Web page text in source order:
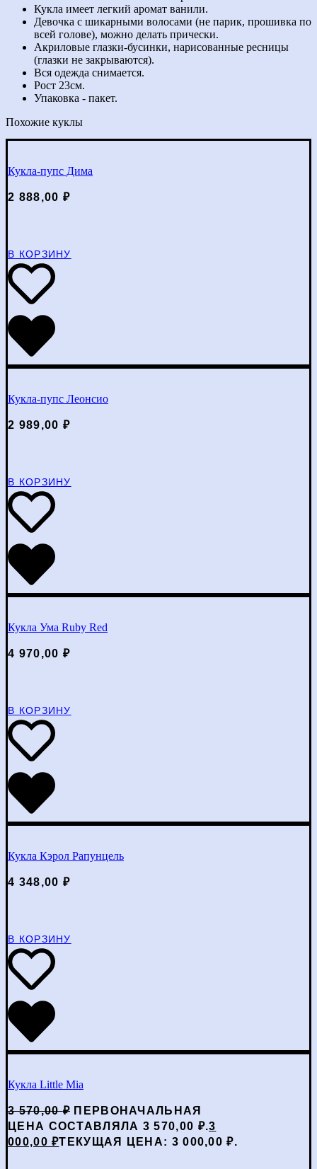
Кукла имеет легкий аромат ванили.
Девочка с шикарными волосами (не парик, прошивка по
всей голове), можно делать прически.
Акриловые глазки-бусинки, нарисованные ресницы
(глазки не закрываются).
Вся одежда снимается.
Рост 23см.
Упаковка - пакет.
Похожие куклы
Кукла-пупс Дима
2 888,00 ₽
В КОРЗИНУ
Кукла-пупс Леонсио
2 989,00 ₽
В КОРЗИНУ
Кукла Ума Ruby Red
4 970,00 ₽
В КОРЗИНУ
Кукла Кэрол Рапунцель
4 348,00 ₽
В КОРЗИНУ
Кукла Little Mia
3 570,00₽ ПЕРВОНАЧАЛЬНАЯ
ЦЕНА СОСТАВЛЯЛА 3 570,00 ₽.3
000,00₽ТЕКУЩАЯ ЦЕНА: 3 000,00 ₽.